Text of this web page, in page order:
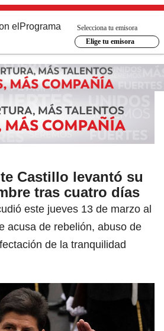
el Programa
Selecciona tu emisora
Elige tu emisora
Castillo levantó su
tras cuatro días
este jueves 13 de marzo al
acusa de rebelión, abuso de
de la tranquilidad